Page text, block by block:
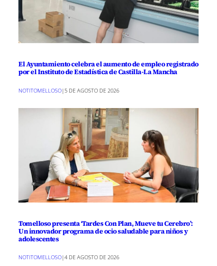
El Ayuntamiento celebra el aumento de empleo registrado
por el Instituto de Estadística de Castilla-La Mancha
NOTITOMELLOSO| 5 DE AGOSTO DE 2026
Tomelloso presenta ‘Tardes Con Plan, Mueve tu Cerebro’:
Un innovador programa de ocio saludable para niños y
adolescentes
NOTITOMELLOSO|4 DE AGOSTO DE 2026